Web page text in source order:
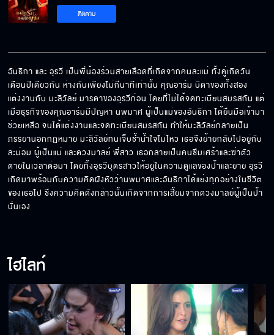
ติดตาม
อันธิกา และ อุรวี เป็นพี่น้องร่วมสายเลือดที่เกิดจากคนละแม่ ทั้งคู่เกิดวัน
เดือนปีเดียวกัน ห่างกันเพียงไม่กี่นาทีเท่านั้น คุณอาร์ม บิดาของทั้งสอง
แต่งงานกับ มะลิวัลย์ มารดาของอุรวีก่อน โดยที่ไม่ได้จดทะเบียนสมรสกัน แต่
เมื่อธุรกิจของคุณอาร์มมีปัญหา นพมาศ ผู้เป็นแม่ของอันธิกา ได้ยื่นมือเข้ามา
ช่วยเหลือ จนได้แต่งงานและจดทะเบียนสมรสกัน ทำให้มะลิวัลย์กลายเป็น
ภรรยานอกกฏหมาย มะลิวัลย์ทนเจ็บช้ำน้ำใจไม่ไหว เธอจึงย้ายกลับไปอยู่กับ
ละม่อม ผู้เป็นแม่ และดวงมาลย์ พี่สาว เธอกลายเป็นคนซึมเศร้าและฆ่าตัว
ตายในเวลาต่อมา โดยทิ้งอุรวีบุตรสาวให้อยู่ในความดูแลของป้าและยาย อุรวี
เกิดมาพร้อมกับความคิดฝังหัวว่านพมาศและอันธิกาได้แย่งทุกอย่างในชีวิต
ของเธอไป ซึ่งความคิดดังกล่าวนั้นเกิดจากการเสี้ยมจากดวงมาลย์ผู้เป็นป้า
นั่นเอง
ไฮไลท์